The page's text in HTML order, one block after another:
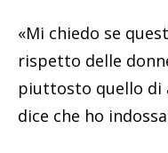
«Mi chiedo se
rispetto delle
piuttosto quello di
dice che ho